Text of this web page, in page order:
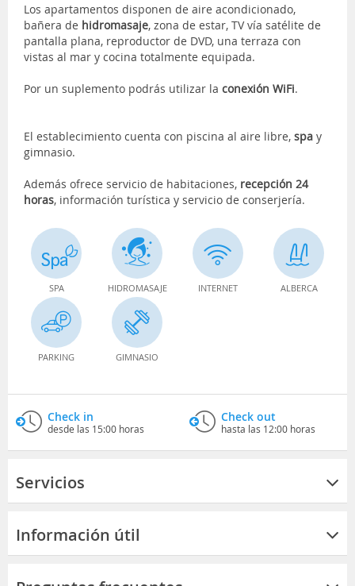
Los apartamentos disponen de aire acondicionado,
bañera de hidromasaje, zona de estar, TV vía satélite de
pantalla plana, reproductor de DVD, una terraza con
vistas al mar y cocina totalmente equipada.
Por un suplemento podrás utilizar la conexión WiFi.
El establecimiento cuenta con piscina al aire libre, spa y
gimnasio.
Además ofrece servicio de habitaciones, recepción 24
horas, información turística y servicio de conserjería.
SPA HIDROMASAJE INTERNET ALBERCA
PARKING GIMNASIO
Check in
desde las 15:00 horas
Check out
hasta las 12:00 horas
Servicios
Información útil